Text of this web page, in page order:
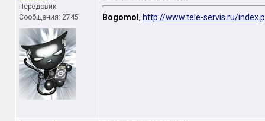
Передовик
Сообщения: 2745
Bogomol , http://www.tele-servis.ru/